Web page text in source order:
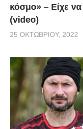
κόσμο» – Είχε
(video)
25 ΟΚΤΩΒΡΊΟΥ, 2022